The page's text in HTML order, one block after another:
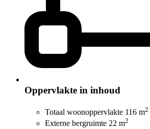
Oppervlakte in inhoud
Totaal woonoppervlakte 116 m2
Externe bergruimte 22 m2